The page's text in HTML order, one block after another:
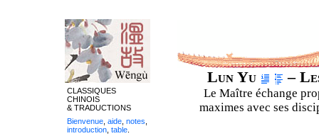
Lun Yu –
Le Maître échange
maximes avec ses
CLASSIQUES
CHINOIS
& TRADUCTIONS
Bienvenue aide notes
introduction table